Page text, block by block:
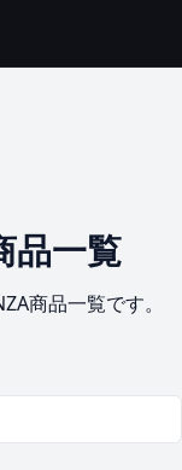
品一覧
商品一覧です。